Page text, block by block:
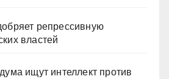
репрессивную
властей
ищут интеллект против